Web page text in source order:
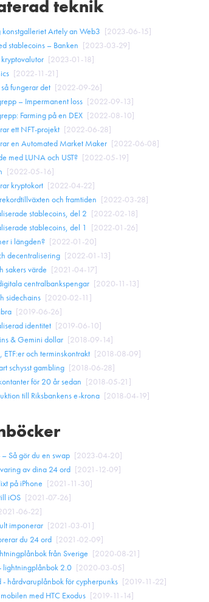
teknik
konstgalleriet Artely an Web3 [2023-06-15]
stablecoins – Banken [2023-03-29]
[2023-01-18]
[2022-11-21 ]
fungerar det [2022-09-26]
– Impermanent loss [2022-09-13]
Farming på en DEX [2022-08-10]
ett NFT-projekt [2022-06-28]
en Automated Market Maker [2022-06-08]
med LUNA och UST? [2022-05-19]
[2022-05-16]
kryptokort [2022-04-22]
och framtiden [2022-03-28]
stablecoins, del 2 [2022-02-18]
stablecoins, del 1
[2022-01-26]
i längden? [2022-01-20]
decentralisering [2022-01-13]
sakers värde [2021-04-17]
centralbankspengar [2020-11-13]
sidechains [2020-02-11 ]
[2019-06-26]
identitet [2019-06-10]
& Gemini dollar [2018-09-14]
ETF:er och terminskontrakt [2018-08-09]
schysst gambling [2018-06-28]
för 20 år sedan [2018-05-21 ]
till Riksbankens e-krona [2018-04-19]
Så gör du en swap [2023-04-20]
av dina 24 ord [2021-12-09]
på iPhone [2021-11-30]
iOS [2021-07-26]
06-22]
imponerar [2021-03-01 ]
du 24 ord [2021-02-09]
från Sverige [2020-08-21 ]
lightningplånbok 2.0 [2020-03-05]
- hårdvaruplånbok för cypherpunks [2019-11-22]
med HTC Exodus [2019-11-14]